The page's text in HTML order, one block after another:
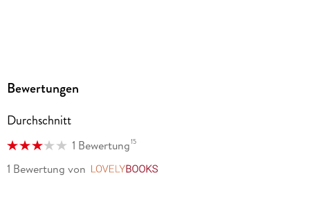
Bewertungen
Durchschnitt
1 Bewertung15
1 Bewertung von